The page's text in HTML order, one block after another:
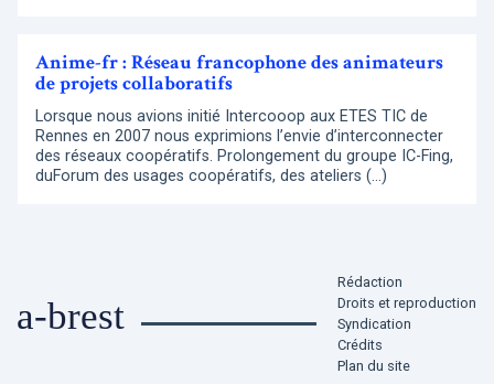
Anime-fr : Réseau francophone des animateurs
de projets collaboratifs
Lorsque nous avions initié Intercooop aux ETES TIC de
Rennes en 2007 nous exprimions l’envie d’interconnecter
des réseaux coopératifs. Prolongement du groupe IC-Fing,
duForum des usages coopératifs, des ateliers (…)
a-brest
Rédaction
Droits et reproduction
Syndication
Crédits
Plan du site